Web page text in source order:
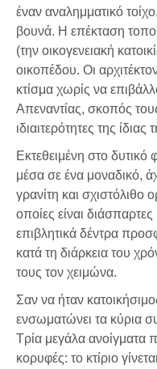
έναν αναλημματικό
βουνά. Η επέκταση
(την οικογενειακή
οικοπέδου. Οι
κτίσμα χωρίς να
Απεναντίας, σκοπός
ιδιαιτερότητες της
Εκτεθειμένη στο
μέσα σε ένα μοναδικό,
γρανίτη και σχιστόλιθο
οποίες είναι
επιβλητικά δέντρα
κατά τη διάρκεια του
τους τον χειμώνα.
Σαν να ήταν
ενσωματώνει τα κύρια
Τρία μεγάλα ανοίγματα
κορυφές: το κτίριο